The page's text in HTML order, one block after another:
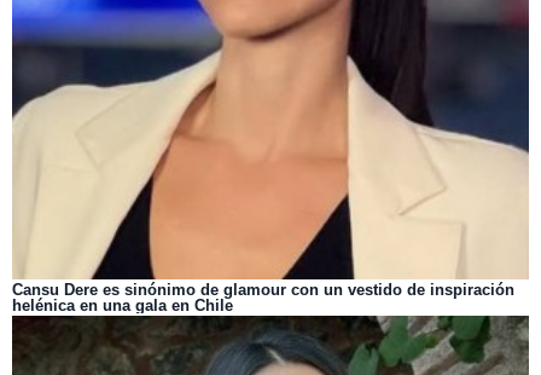
Cansu Dere es sinónimo de glamour con un vestido de inspiración
helénica en una gala en Chile